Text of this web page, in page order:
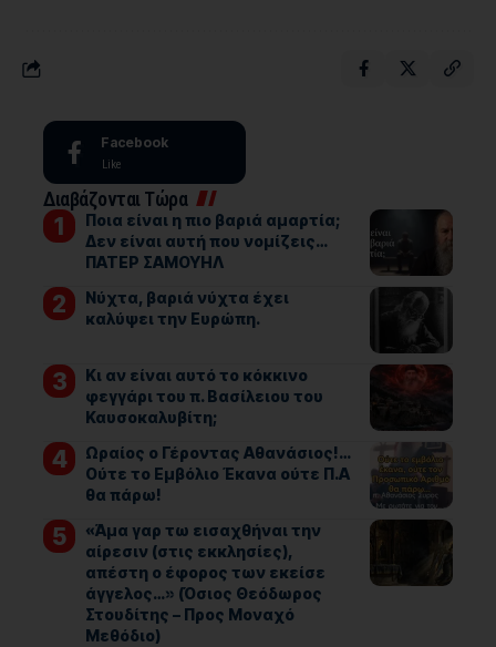
Facebook
Like
Διαβάζονται Τώρα
Ποια είναι η πιο βαριά αμαρτία;
Δεν είναι αυτή που νομίζεις…
ΠΑΤΕΡ ΣΑΜΟΥΗΛ
Νύχτα, βαριά νύχτα έχει
καλύψει την Ευρώπη.
Κι αν είναι αυτό το κόκκινο
φεγγάρι του π. Βασίλειου του
Καυσοκαλυβίτη;
Ωραίος ο Γέροντας Αθανάσιος!…
Ούτε το Εμβόλιο Έκανα ούτε Π.Α
θα πάρω!
«Άμα γαρ τω εισαχθήναι την
αίρεσιν (στις εκκλησίες),
απέστη ο έφορος των εκείσε
άγγελος…» (Όσιος Θεόδωρος
Στουδίτης – Προς Μοναχό
Μεθόδιο)